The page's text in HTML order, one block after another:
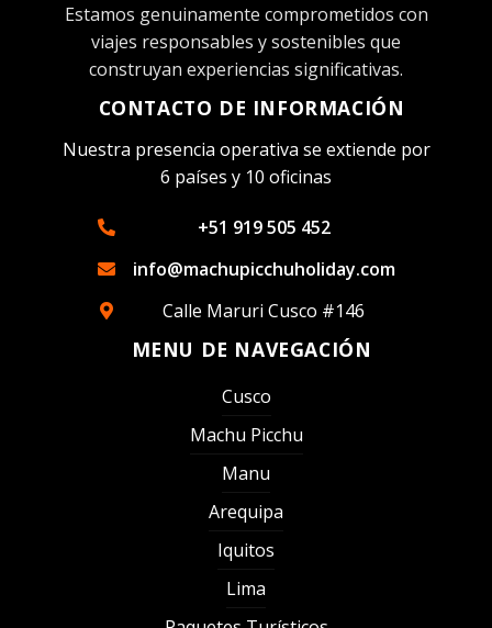
Estamos genuinamente comprometidos con
viajes responsables y sostenibles que
construyan experiencias significativas.
CONTACTO DE INFORMACIÓN
Nuestra presencia operativa se extiende por
6 países y 10 oficinas
+51 919 505 452
info@machupicchuholiday.com
Calle Maruri Cusco #146
MENU DE NAVEGACIÓN
Cusco
Machu Picchu
Manu
Arequipa
Iquitos
Lima